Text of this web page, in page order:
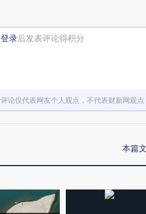
登录后发表评论得积分
评论仅代表网友个人观点，不代表财新网观点
本篇